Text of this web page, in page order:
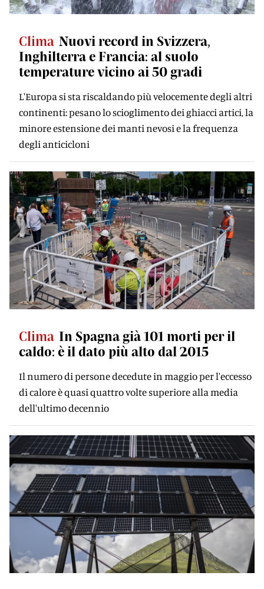
Clima Nuovi record in Svizzera,
Inghilterra e Francia: al suolo
temperature vicino ai 50 gradi
L'Europa si sta riscaldando più velocemente degli altri
continenti: pesano lo scioglimento dei ghiacci artici, la
minore estensione dei manti nevosi e la frequenza
degli anticicloni
Clima In Spagna già 101 morti per il
caldo: è il dato più alto dal 2015
Il numero di persone decedute in maggio per l'eccesso
di calore è quasi quattro volte superiore alla media
dell'ultimo decennio